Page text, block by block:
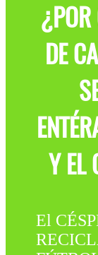
¿POR
DE
Y EL
El